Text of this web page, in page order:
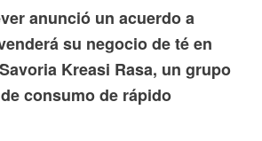
anunció un acuerdo a
su negocio de té en
Kreasi Rasa, un grupo
consumo de rápido